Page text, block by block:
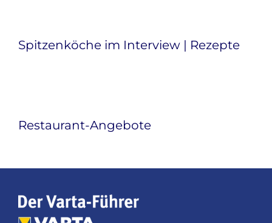
Spitzenköche im Interview | Rezepte
Restaurant-Angebote